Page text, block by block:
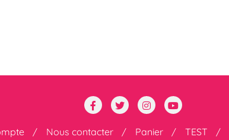
Nous contacter Panier TEST